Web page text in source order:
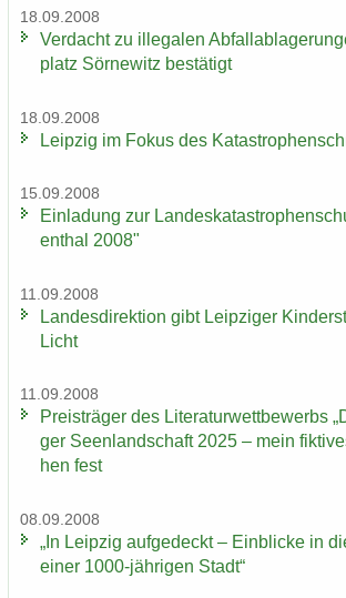
18.09.2008
Ver­dacht zu il­le­ga­len
platz Sör­ne­witz be­stä­tigt
18.09.2008
Leip­zig im Fokus des
15.09.2008
Ein­la­dung zur
en­thal 2008"
11.09.2008
Lan­des­di­rek­ti­on gibt Leip­zi­ger
Licht
11.09.2008
Preis­trä­ger des Li­te­ra­tur­wett­be­werbs
ger Se­en­land­schaft 2025 – mein
hen fest
08.09.2008
„In Leip­zig auf­ge­deckt – Ein­bli­cke in
einer 1000-​jährigen Stadt“